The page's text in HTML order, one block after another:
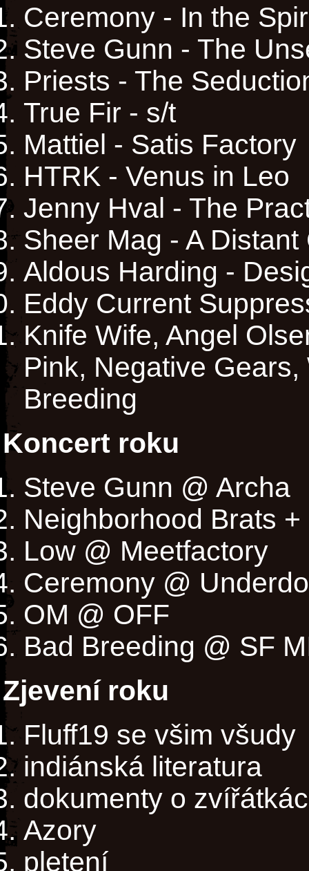
Ceremony - In the
Steve Gunn - The
Priests - The
True Fir - s/t
Mattiel - Satis Factory
HTRK - Venus in Leo
Jenny Hval - The
Sheer Mag - A Distant
Aldous Harding -
Eddy Current
Knife Wife, Angel
Pink, Negative
Breeding
Koncert roku
Steve Gunn @ Archa
Neighborhood Brats
Low @ Meetfactory
Ceremony @
OM @ OFF
Bad Breeding @ SF
Zjevení roku
Fluff19 se všim všudy
indiánská literatura
dokumenty o
Azory
pletení